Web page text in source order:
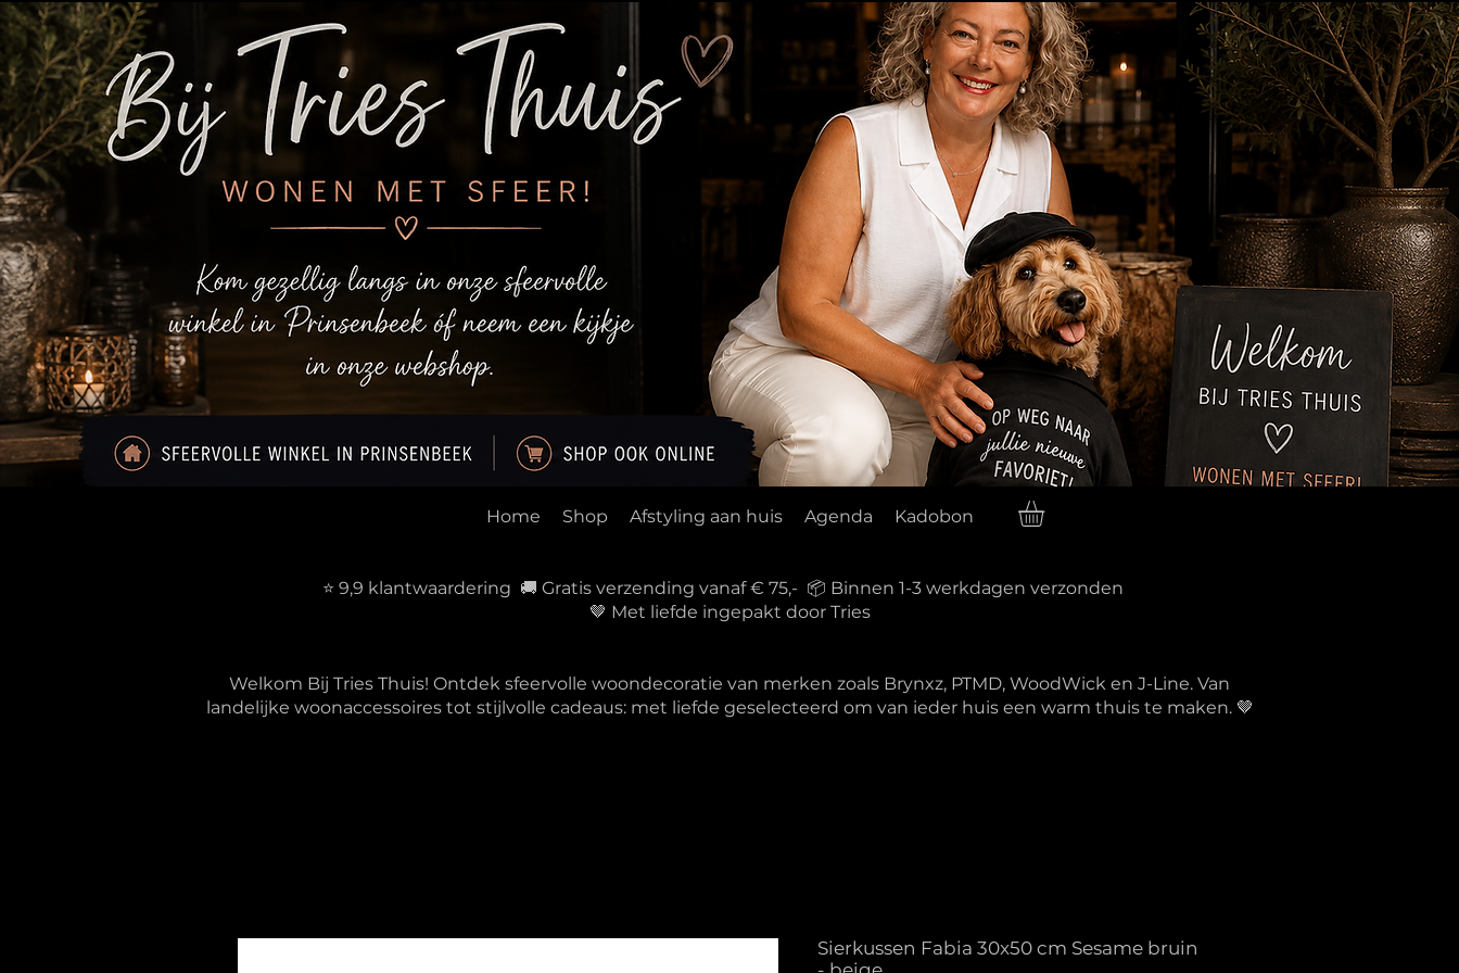
Home Shop Afstyling aan huis Agenda Kadobon
⭐ 9,9 klantwaardering 🚚 Gratis verzending vanaf € 75,- 📦 Binnen 1-3 werkdagen verzonden
🤎 Met liefde ingepakt door Tries
Welkom Bij Tries Thuis! Ontdek sfeervolle woondecoratie van merken zoals Brynxz, PTMD, WoodWick en J-Line. Van
landelijke woonaccessoires tot stijlvolle cadeaus: met liefde geselecteerd om van ieder huis een warm thuis te maken. 🤎
Sierkussen Fabia 30x50 cm Sesame bruin